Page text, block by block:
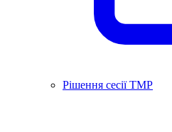
Рішення сесії ТМР